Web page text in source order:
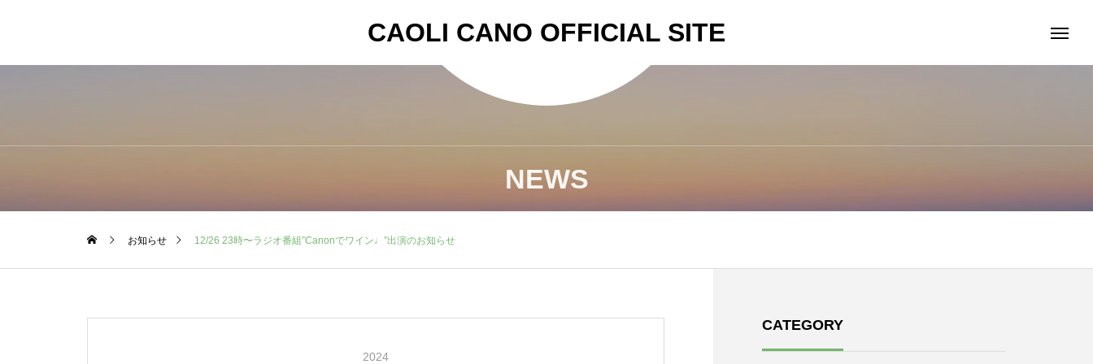
CAOLI CANO OFFICIAL SITE
NEWS
お知らせ 12/26 23時〜ラジオ番組”Canonでワイン♩”出演のお知らせ
2024
CATEGORY